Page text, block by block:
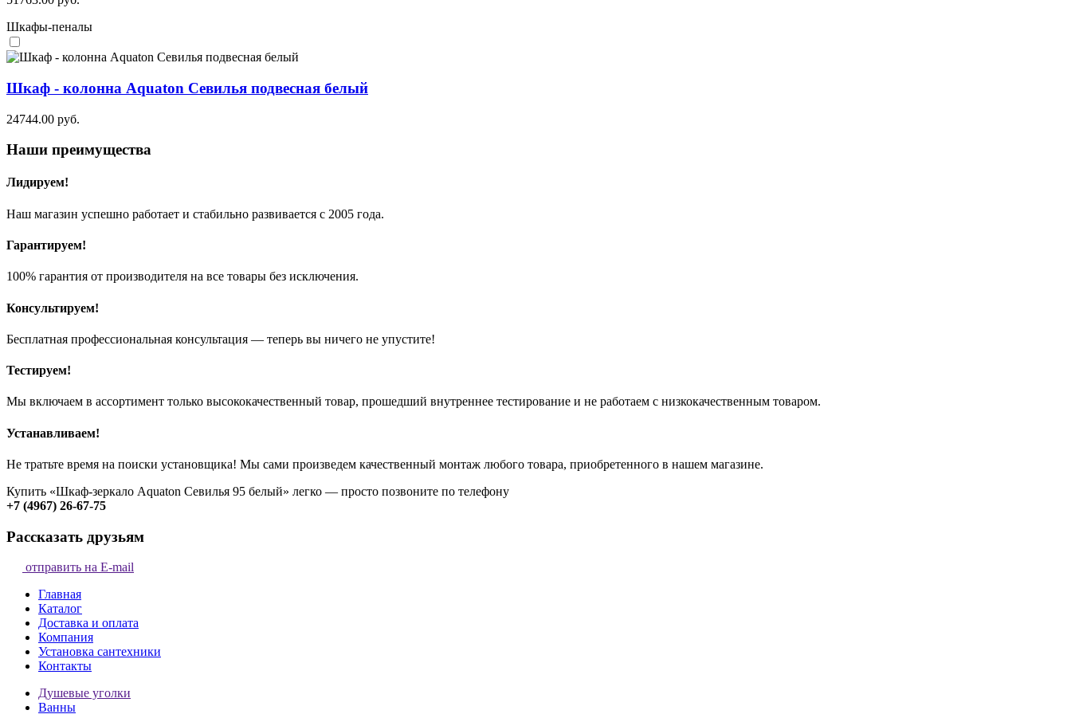
Шкафы-пеналы
Шкаф - колонна Aquaton Севилья подвесная белый
24744.00 руб.
Наши преимущества
Лидируем!
Наш магазин успешно работает и стабильно развивается с 2005 года.
Гарантируем!
100% гарантия от производителя на все товары без исключения.
Консультируем!
Бесплатная профессиональная консультация — теперь вы ничего не упустите!
Тестируем!
Мы включаем в ассортимент только высококачественный товар, прошедший внутреннее тестирование и не работаем с низкокачественным товаром.
Устанавливаем!
Не тратьте время на поиски установщика! Мы сами произведем качественный монтаж любого товара, приобретенного в нашем магазине.
Купить «Шкаф-зеркало Aquaton Севилья 95 белый» легко — просто позвоните по телефону
+7 (4967) 26-67-75
Рассказать друзьям
отправить на E-mail
Главная
Каталог
Доставка и оплата
Компания
Установка сантехники
Контакты
Душевые уголки
Ванны